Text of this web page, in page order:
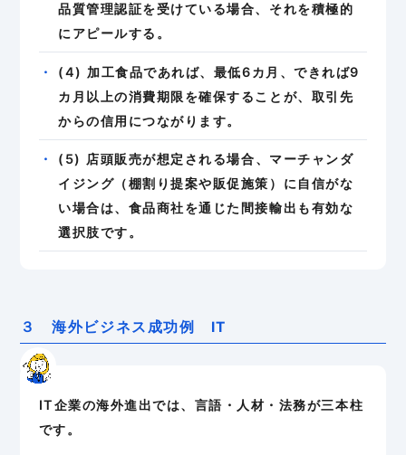
品質管理認証を受けている場合、それを積極的
にアピールする。
(4) 加工食品であれば、最低6カ月、できれば9
カ月以上の消費期限を確保することが、取引先
からの信用につながります。
(5) 店頭販売が想定される場合、マーチャンダ
イジング（棚割り提案や販促施策）に自信がな
い場合は、食品商社を通じた間接輸出も有効な
選択肢です。
３ 海外ビジネス成功例 IT
IT企業の海外進出では、言語・人材・法務が三本柱
です。